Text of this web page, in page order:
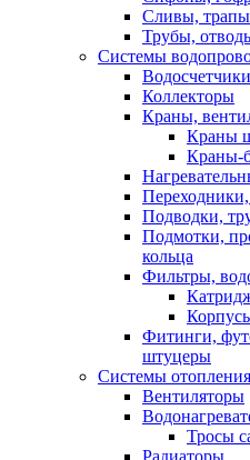
Сливы,
Трубы,
Системы
Водосчетчики
Коллекторы
Краны,
Краны
Краны-
Подводки,
Подмотки,
кольца
Фильтры,
Фитинги,
штуцеры
Системы
Вентиляторы
Тросы
Радиаторы